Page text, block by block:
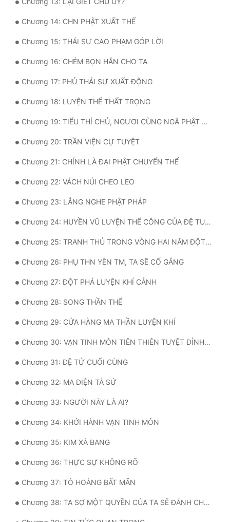
Điền Văn
Đông Phương
Đông Phương Huyền Huyễn
Đồng Nhân
Ngự Thú
Truyện Nam
Truyện Nữ
Vô Địch Lưu
Xây Dựng Thế Lực
Đam Mỹ
Đẹp Hiệp
Chương 14: CHN PHẬT XUẤT THẾ
Chương 15: THÁI SƯ CAO PHẠM GÓP LỜI
Chương 16: CHÉM BỌN HẮN CHO TA
Chương 17: PHỦ THÁI SƯ XUẤT ĐỘNG
Chương 18: LUYỆN THỂ THẤT TRỌNG
Chương 19: TIỂU THÍ CHỦ, NGƯƠI CÙNG NGÃ PHẬT HỮU DUYÊN
Chương 20: TRẦN VIỆN CỰ TUYỆT
Chương 21: CHÍNH LÀ ĐẠI PHẬT CHUYỂN THẾ
Chương 22: VÁCH NÚI CHEO LEO
Chương 23: LẮNG NGHE PHẬT PHÁP
Chương 24: HUYỀN VŨ LUYỆN THỂ CÔNG CỦA ĐỆ TU LUYỆN ĐƯỢC THẾ NÀO
Chương 25: TRANH THỦ TRONG VÒNG HAI NĂM ĐỘT PHÁ LUYỆN KHÍ CẢNH
Chương 26: PHỤ THN YÊN TM, TA SẼ CỐ GẮNG
Chương 27: ĐỘT PHÁ LUYỆN KHÍ CẢNH
Chương 28: SONG THẦN THỂ
Chương 29: CỬA HÀNG MA THẦN LUYỆN KHÍ
Chương 30: VẠN TINH MÔN TIÊN THIÊN TUYỆT ĐỈNH ĐẠI TÔNG SƯ
Chương 31: ĐỆ TỬ CUỐI CÙNG
Chương 32: MA DIỆN TẢ SỨ
Chương 33: NGƯỜI NÀY LÀ AI?
Chương 34: KHỞI HÀNH VẠN TINH MÔN
Chương 35: KIM XÀ BANG
Chương 36: THỰC SỰ KHÔNG RÕ
Chương 37: TÔ HOÀNG BẤT MÃN
Chương 38: TA SỢ MỘT QUYỀN CỦA TA SẼ ĐÁNH CHẾT NGƯƠI